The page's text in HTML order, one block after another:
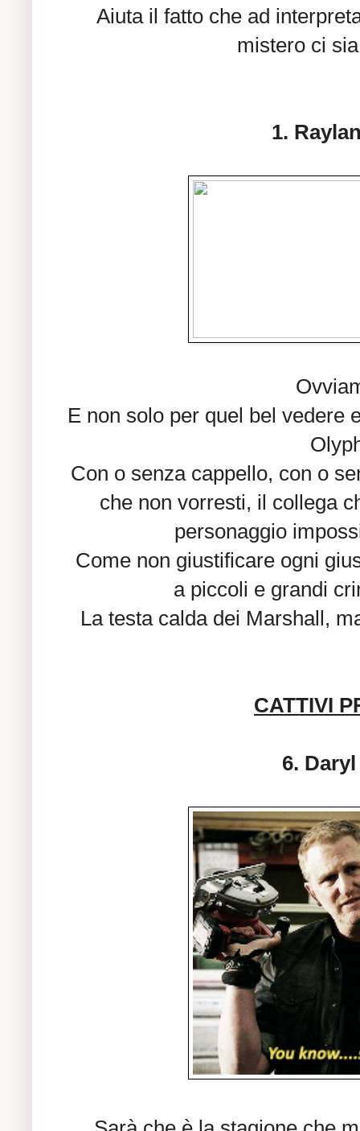
Aiuta il fatto che ad
mistero ci
1.
E non solo per quel bel vedere
Con o senza cappello, con o
che non vorresti, il collega
personaggio
Come non giustificare ogni
a piccoli e grandi
La testa calda dei Marshall,
CATTIVI
6.